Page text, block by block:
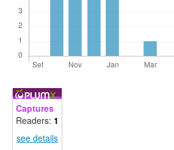
Captures
Readers: 1
see details